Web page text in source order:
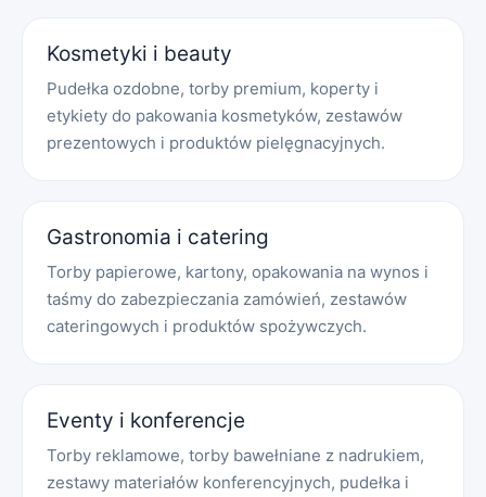
Kosmetyki i beauty
Pudełka ozdobne, torby premium, koperty i
etykiety do pakowania kosmetyków, zestawów
prezentowych i produktów pielęgnacyjnych.
Gastronomia i catering
Torby papierowe, kartony, opakowania na wynos i
taśmy do zabezpieczania zamówień, zestawów
cateringowych i produktów spożywczych.
Eventy i konferencje
Torby reklamowe, torby bawełniane z nadrukiem,
zestawy materiałów konferencyjnych, pudełka i